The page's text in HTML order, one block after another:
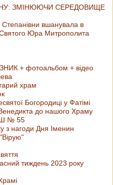
ЗМІНЮЮЧИ СЕРЕДОВИЩЕ
Степанівни вшанувала в
Юра Митрополита
+ фотоальбом + відео
храм
Богородиці у Фатімі
до нашого Храму
№ 55
з нагоди Дня Іменин
тиждень 2023 року